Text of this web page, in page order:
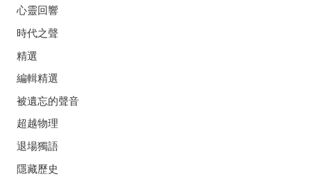
心靈回響
時代之聲
精選
編輯精選
被遺忘的聲音
超越物理
退場獨語
隱藏歷史